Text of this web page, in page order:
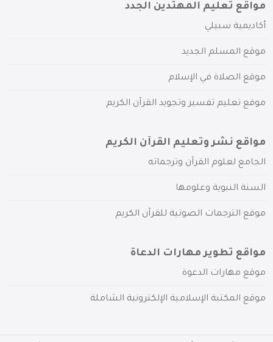
مواقع تعليم المهتدين الجدد
أكاديمية سبيلي
موقع المسلم الجديد
موقع الصلاة في الإسلام
موقع تعليم تفسير وتجويد القرآن الكريم
مواقع نشر وتعليم القرآن الكريم
الجامع لعلوم القرآن وترجماته
السنة النبوية وعلومها
موقع الترجمات الصوتية للقرآن الكريم
مواقع تطوير مهارات الدعاة
موقع مهارات الدعوة
موقع المكتبة الإسلامية الإلكترونية الشاملة